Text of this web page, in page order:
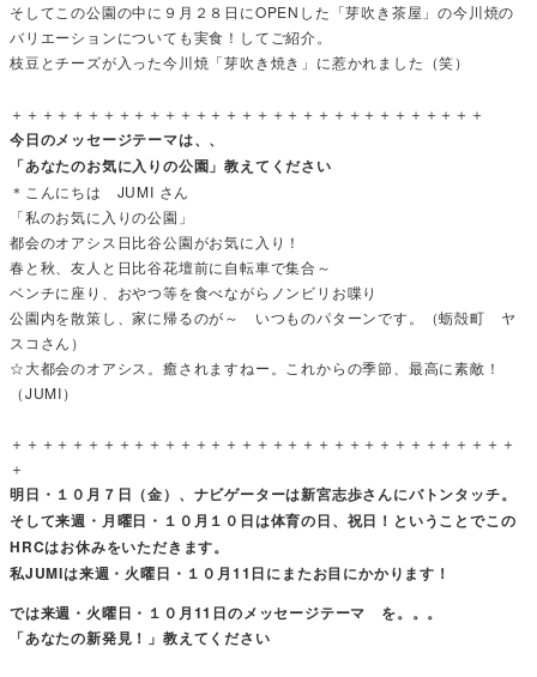
そしてこの公園の中に９月２８日にOPENした「芽吹き茶屋」の今川焼の
バリエーションについても実食！してご紹介。
枝豆とチーズが入った今川焼「芽吹き焼き」に惹かれました（笑）
＋＋＋＋＋＋＋＋＋＋＋＋＋＋＋＋＋＋＋＋＋＋＋＋＋＋＋＋＋＋＋
今日のメッセージテーマは、、
「あなたのお気に入りの公園」教えてください
＊こんにちは JUMI さん
「私のお気に入りの公園」
都会のオアシス日比谷公園がお気に入り！
春と秋、友人と日比谷花壇前に自転車で集合～
ベンチに座り、おやつ等を食べながらノンビリお喋り
公園内を散策し、家に帰るのが～ いつものパターンです。（蛎殻町 ヤ
スコさん）
☆大都会のオアシス。癒されますねー。これからの季節、最高に素敵！
（JUMI）
＋＋＋＋＋＋＋＋＋＋＋＋＋＋＋＋＋＋＋＋＋＋＋＋＋＋＋＋＋＋＋＋＋
＋
明日・１０月７日（金）、ナビゲーターは新宮志歩さんにバトンタッチ。
そして来週・月曜日・１０月１０日は体育の日、祝日！ということでこの
HRCはお休みをいただきます。
私JUMIは来週・火曜日・１０月11日にまたお目にかかります！
では来週・火曜日・１０月11日のメッセージテーマ を。。。
「あなたの新発見！」教えてください